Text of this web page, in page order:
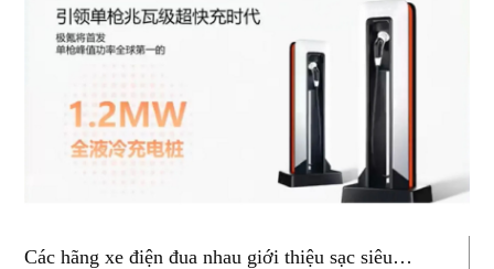
Các hãng xe điện đua nhau giới thiệu sạc siêu